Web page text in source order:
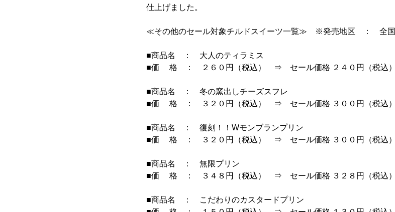
仕上げました。
≪その他のセール対象チルドスイーツ一覧≫ ※発売地区 ： 全国
■商品名 ： 大人のティラミス
■価 格 ： ２６０円（税込） ⇒ セール価格 ２４０円（税込）
■商品名 ： 冬の窯出しチーズスフレ
■価 格 ： ３２０円（税込） ⇒ セール価格 ３００円（税込）
■商品名 ： 復刻！！Wモンブランプリン
■価 格 ： ３２０円（税込） ⇒ セール価格 ３００円（税込）
■商品名 ： 無限プリン
■価 格 ： ３４８円（税込） ⇒ セール価格 ３２８円（税込）
■商品名 ： こだわりのカスタードプリン